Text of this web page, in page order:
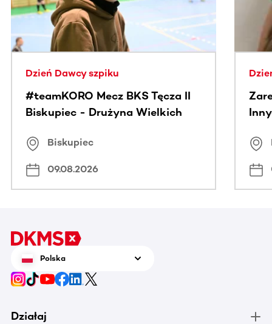
Dzień Dawcy szpiku
#teamKORO Mecz BKS Tęcza II
Biskupiec - Drużyna Wielkich
Biskupiec
09.08.2026
Polska
Działaj